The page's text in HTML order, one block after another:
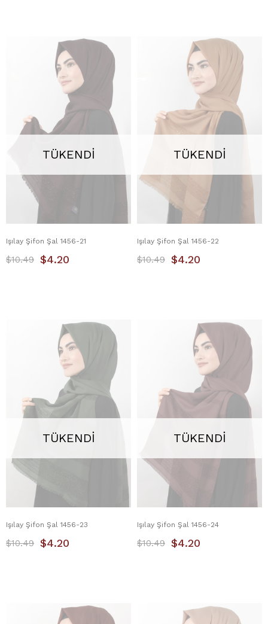
TÜKENDI
Işılay Şifon Şal 1456-21
$4.20
$10.49
TÜKENDI
Işılay Şifon Şal 1456-22
$4.20
$10.49
TÜKENDI
Işılay Şifon Şal 1456-23
$4.20
$10.49
TÜKENDI
Işılay Şifon Şal 1456-24
$4.20
$10.49